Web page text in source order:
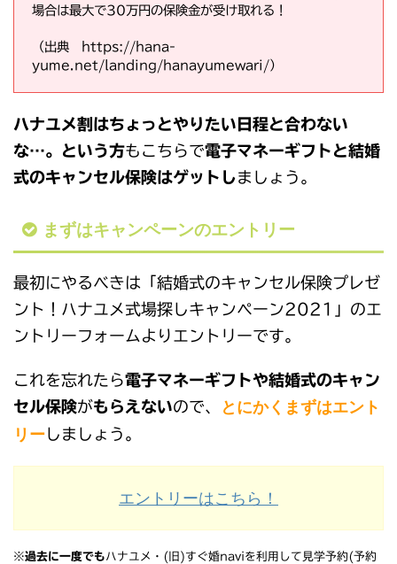
場合は最大で30万円の保険金が受け取れる！
（出典 https://hana-
yume.net/landing/hanayumewari/）
ハナユメ割はちょっとやりたい日程と合わない
な…。という方もこちらで電子マネーギフトと結婚
式のキャンセル保険はゲットしましょう。
まずはキャンペーンのエントリー
最初にやるべきは「結婚式のキャンセル保険プレゼ
ント！ハナユメ式場探しキャンペーン2021」のエ
ントリーフォームよりエントリーです。
これを忘れたら電子マネーギフトや結婚式のキャン
セル保険がもらえないので、
とにかくまずはエント
リーしましょう。
エントリーはこちら！
※過去に一度でもハナユメ・(旧)すぐ婚naviを利用して見学予約(予約